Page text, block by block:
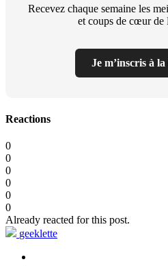
Recevez chaque semaine les
et coups de cœur de
Je m’inscris à
Reactions
0
0
0
0
0
0
Already reacted for this post.
geeklette